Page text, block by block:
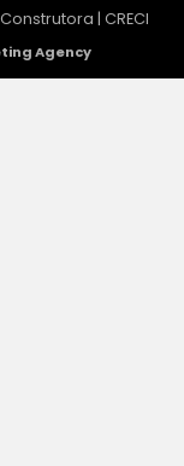
| CRECI
Agency